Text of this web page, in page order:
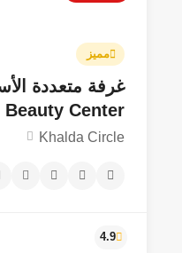
مميز
Beauty Center
Khalda Circle